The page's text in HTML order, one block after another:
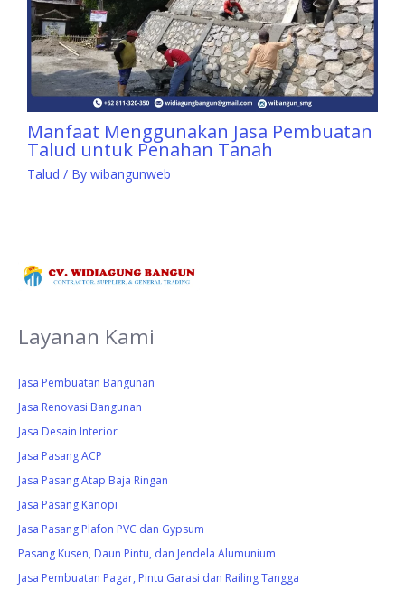
Manfaat Menggunakan Jasa Pembuatan
Talud untuk Penahan Tanah
Talud / By wibangunweb
Layanan Kami
Jasa Pembuatan Bangunan
Jasa Renovasi Bangunan
Jasa Desain Interior
Jasa Pasang ACP
Jasa Pasang Atap Baja Ringan
Jasa Pasang Kanopi
Jasa Pasang Plafon PVC dan Gypsum
Pasang Kusen, Daun Pintu, dan Jendela Alumunium
Jasa Pembuatan Pagar, Pintu Garasi dan Railing Tangga